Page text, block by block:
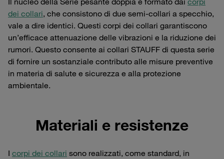
dei collari, che consistono di due semi-collari a specchio,
vale a dire identici. Questi corpi dei collari garantiscono
un’efficace attenuazione delle vibrazioni e la riduzione dei
rumori. Questo consente ai collari STAUFF di questa serie
di fornire un sostanziale contributo alle misure preventive
in materia di salute e sicurezza e alla protezione
ambientale.
Materiali e resistenze
I corpi dei collari sono realizzati, come standard, in